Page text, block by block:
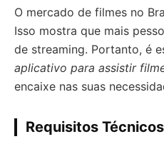
O mercado de filmes no
Isso mostra que mais
de streaming. Portanto, é
aplicativo para assistir
encaixe nas suas
Requisitos